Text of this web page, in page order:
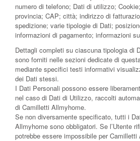
numero di telefono; Dati di utilizzo;
provincia; CAP; città; indirizzo di
spedizione; varie tipologie di Dati;
informazioni di pagamento; informazioni
Dettagli completi su ciascuna tipologia di
sono forniti nelle sezioni dedicate di
mediante specifici testi informativi
dei Dati stessi.
I Dati Personali possono essere
nel caso di Dati di Utilizzo, raccolti
di Camilletti Allmyhome.
Se non diversamente specificato, tutti i
Allmyhome sono obbligatori. Se l’Utente
potrebbe essere impossibile per Camilletti